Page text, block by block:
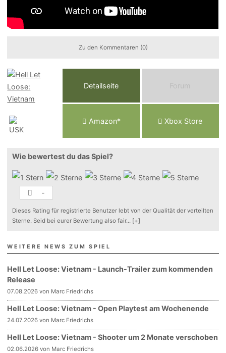
Zu den Kommentaren (0)
Detailseite Forum
Amazon* Xbox Store
Wie bewertest du das Spiel?
-
Dieses Rating für registrierte Benutzer lebt von der Qualität der verteilten
Sterne. Seid bei eurer Bewertung also fair... [+]
WEITERE NEWS ZUM SPIEL
Hell Let Loose: Vietnam - Launch-Trailer zum kommenden
Release
07.08.2026 von Marc Friedrichs
Hell Let Loose: Vietnam - Open Playtest am Wochenende
24.07.2026 von Marc Friedrichs
Hell Let Loose: Vietnam - Shooter um 2 Monate verschoben
02.06.2026 von Marc Friedrichs